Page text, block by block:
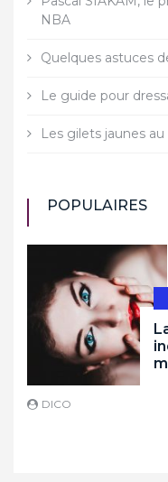
NBA
Quelques astuces
Le guide pour
Les gilets jaunes
POPULAIRES
DICO